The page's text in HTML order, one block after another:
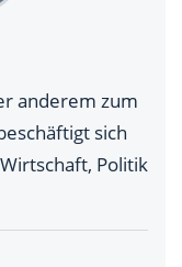
anderem zum
sich
Politik